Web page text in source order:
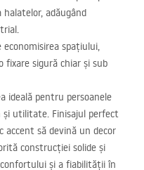
halatelor, adăugând
economisirea spațiului,
fixare sigură chiar și sub
ideală pentru persoanele
și utilitate. Finisajul perfect
accent să devină un decor
construcției solide și
și a fiabilității în